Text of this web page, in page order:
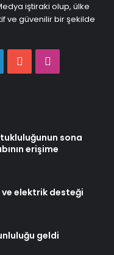
iştiraki olup, ülke
ve güvenilir bir şekilde
LinkedInYouTube
sona
erişime
ve elektrik desteği
geldi